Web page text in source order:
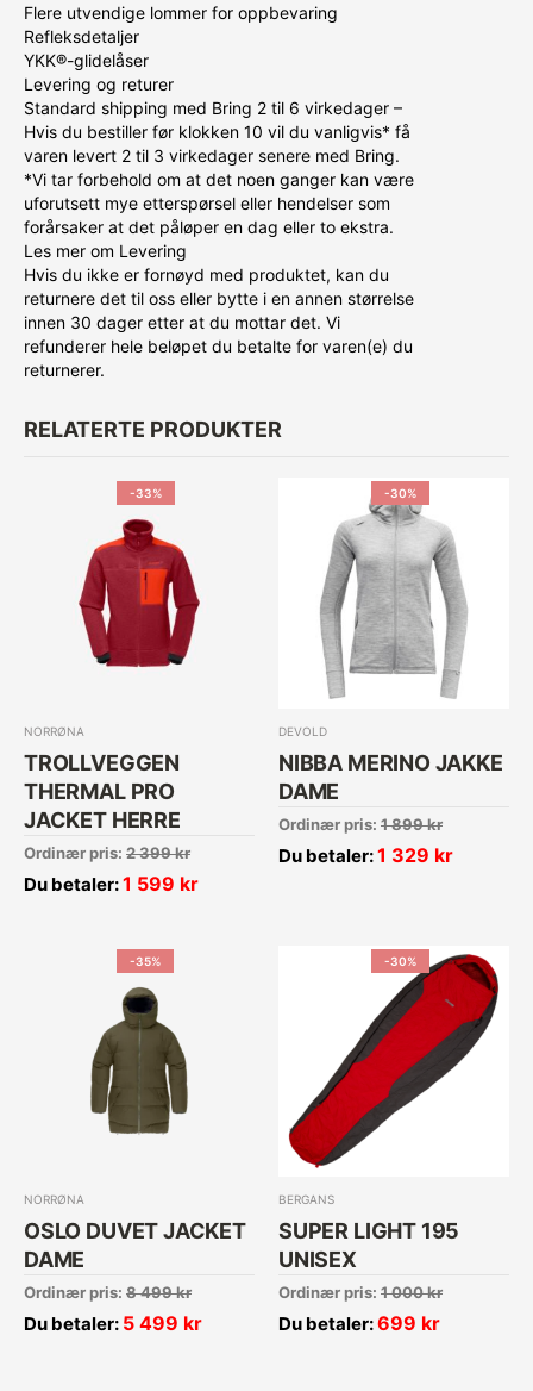
Flere utvendige lommer for oppbevaring
Refleksdetaljer
YKK®-glidelåser
Levering og returer
Standard shipping med Bring 2 til 6 virkedager –
Hvis du bestiller før klokken 10 vil du vanligvis* få
varen levert 2 til 3 virkedager senere med Bring.
*Vi tar forbehold om at det noen ganger kan være
uforutsett mye etterspørsel eller hendelser som
forårsaker at det påløper en dag eller to ekstra.
Les mer om Levering
Hvis du ikke er fornøyd med produktet, kan du
returnere det til oss eller bytte i en annen størrelse
innen 30 dager etter at du mottar det. Vi
refunderer hele beløpet du betalte for varen(e) du
returnerer.
RELATERTE PRODUKTER
-33%
NORRØNA
TROLLVEGGEN
THERMAL PRO
JACKET HERRE
Ordinær pris: 2 399kr
Du betaler:1 599 kr
-30%
DEVOLD
NIBBA MERINO JAKKE
DAME
Ordinær pris: 1 899kr
Du betaler:1 329 kr
-35%
NORRØNA
OSLO DUVET JACKET
DAME
Ordinær pris: 8 499kr
Du betaler: 5 499 kr
-30%
BERGANS
SUPER LIGHT 195
UNISEX
Ordinær pris: 1 000kr
Du betaler:699 kr